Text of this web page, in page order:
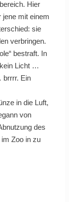
Hier
jene mit einem
sie
verbringen.
bestraft. In
Licht …
brrrr. Ein
in die Luft,
von
des
Zoo in zu